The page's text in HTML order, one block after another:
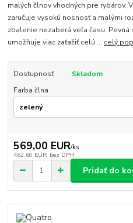
malých člnov vhodných pre rybárov.
zaručuje vysokú nosnosť a malými
zbalenie nezaberá veľa času.
umožňuje viac zaťažiť celú ... celý
Dostupnosť
Skladom
Farba člna
569,00 EUR/ks
462,60 EUR bez DPH
Pridať do